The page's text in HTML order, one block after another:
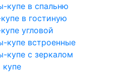
купе в спальню
в гостиную
угловой
купе встроенные
купе с зеркалом